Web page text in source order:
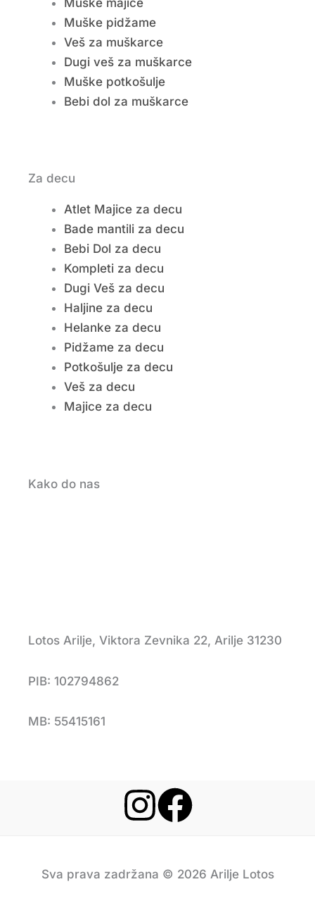
Muške pidžame
Veš za muškarce
Dugi veš za muškarce
Muške potkošulje
Bebi dol za muškarce
Za decu
Atlet Majice za decu
Bade mantili za decu
Bebi Dol za decu
Kompleti za decu
Dugi Veš za decu
Haljine za decu
Helanke za decu
Pidžame za decu
Potkošulje za decu
Veš za decu
Majice za decu
Kako do nas
Lotos Arilje, Viktora Zevnika 22, Arilje 31230
PIB: 102794862
MB: 55415161
Sva prava zadržana © 2026 Arilje Lotos